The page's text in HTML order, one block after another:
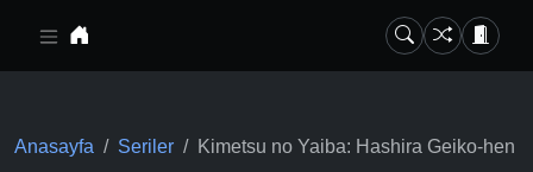
Anasayfa Seriler Kimetsu no Yaiba: Hashira Geiko-hen